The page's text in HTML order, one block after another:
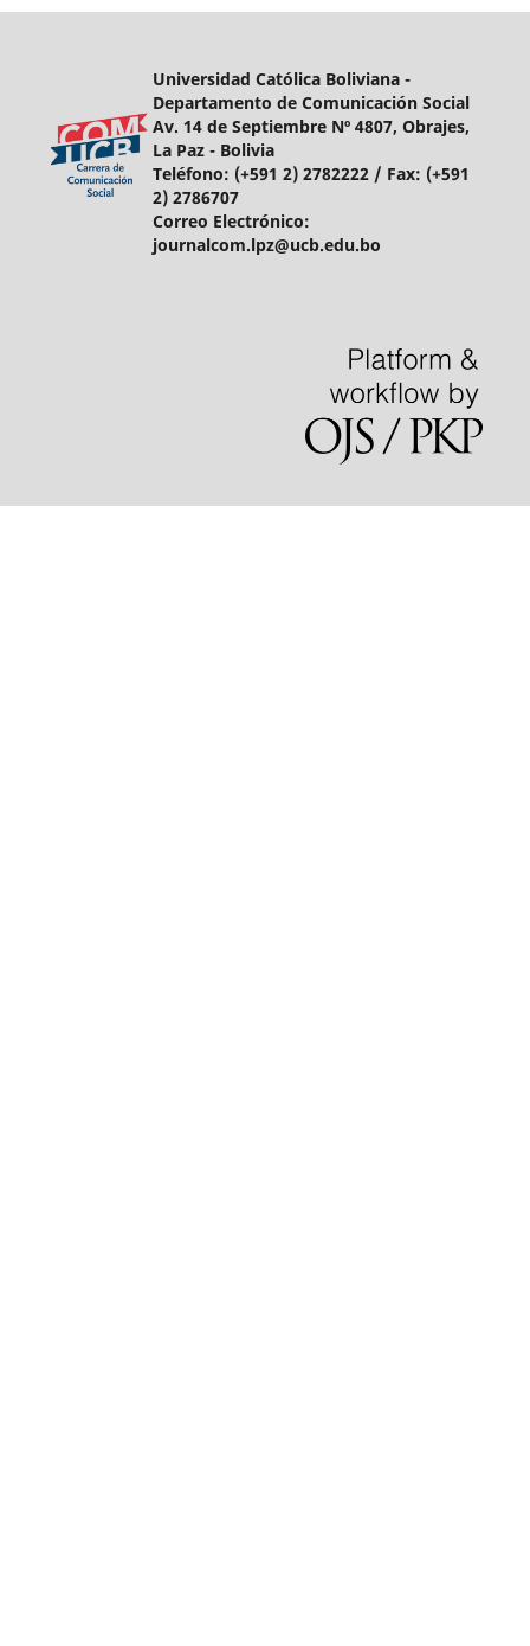
Universidad Católica Boliviana -
Departamento de Comunicación Social
Av. 14 de Septiembre Nº 4807, Obrajes,
La Paz - Bolivia
Teléfono: (+591 2) 2782222 / Fax: (+591
2) 2786707
Correo Electrónico:
journalcom.lpz@ucb.edu.bo